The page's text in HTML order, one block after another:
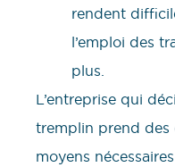
rendent
l’emploi des
plus.
L’entreprise qui
tremplin prend des
moyens